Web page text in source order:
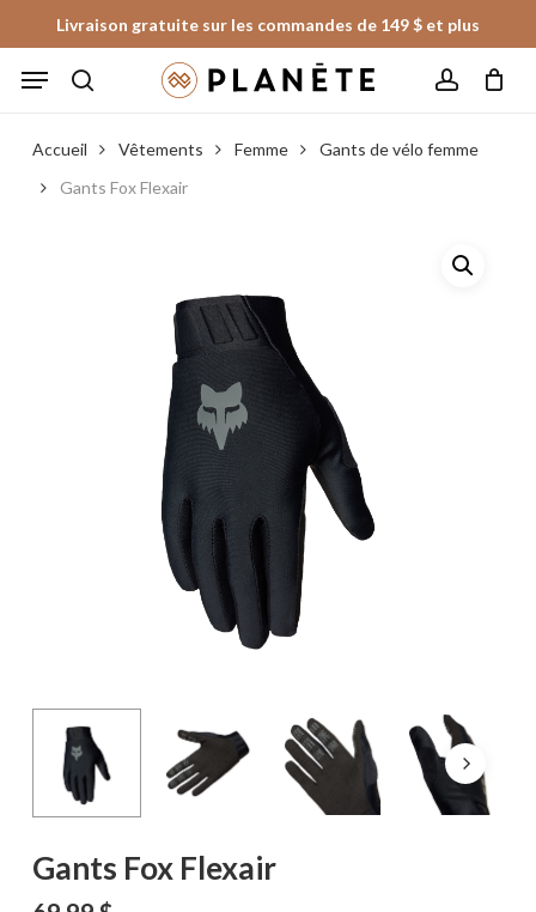
to
main
Livraison gratuite sur les commandes de 149 $ et plus
Menu
Fermer
le
panier
Accueil Vêtements Femme
Gants de vélo femme
Gants Fox Flexair
Gants Fox Flexair